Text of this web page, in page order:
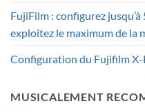
FujiFilm : configurez
exploitez le maximum de la
Configuration du Fujifilm X-
MUSICALEMENT